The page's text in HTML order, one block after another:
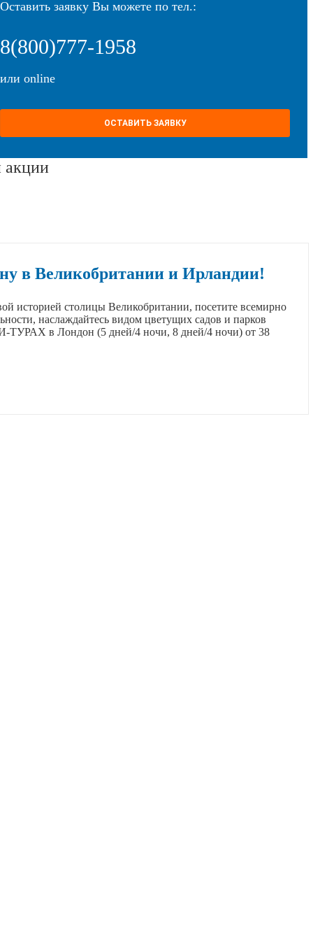
Оставить заявку Вы можете по тел.:
8(800)777-1958
или online
ОСТАВИТЬ ЗАЯВКУ
в Великобритании и Ирландии!
историей столицы Великобритании, посетите всемирно
наслаждайтесь видом цветущих садов и парков
в Лондон (5 дней/4 ночи, 8 дней/4 ночи) от 38